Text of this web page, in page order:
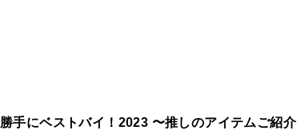
勝手にベストバイ！2023 〜推しのアイテムご紹介